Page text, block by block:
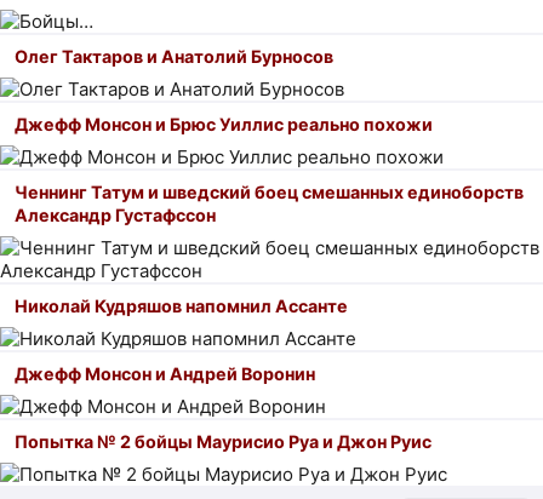
Олег Тактаров и Анатолий Бурносов
Джефф Монсон и Брюс Уиллис реально похожи
Ченнинг Татум и шведский боец смешанных единоборств
Александр Густафссон
Николай Кудряшов напомнил Ассанте
Джефф Монсон и Андрей Воронин
Попытка № 2 бойцы Маурисио Руа и Джон Руис